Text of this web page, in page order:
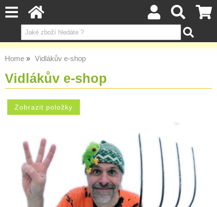
Home Vidlákův e-shop
Vidlákův e-shop